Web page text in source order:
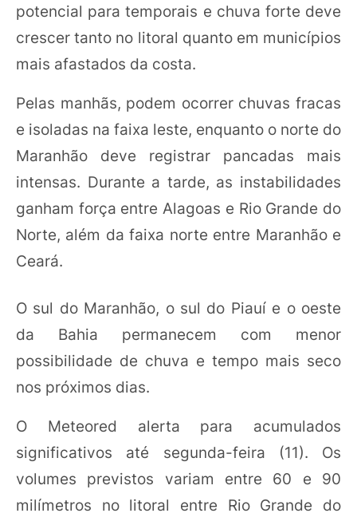
potencial para temporais e chuva forte deve
crescer tanto no litoral quanto em municípios
mais afastados da costa.
Pelas manhãs, podem ocorrer chuvas fracas
e isoladas na faixa leste, enquanto o norte do
Maranhão deve registrar pancadas mais
intensas. Durante a tarde, as instabilidades
ganham força entre Alagoas e Rio Grande do
Norte, além da faixa norte entre Maranhão e
Ceará.
O sul do Maranhão, o sul do Piauí e o oeste
da Bahia permanecem com menor
possibilidade de chuva e tempo mais seco
nos próximos dias.
O Meteored alerta para acumulados
significativos até segunda-feira (11). Os
volumes previstos variam entre 60 e 90
milímetros no litoral entre Rio Grande do